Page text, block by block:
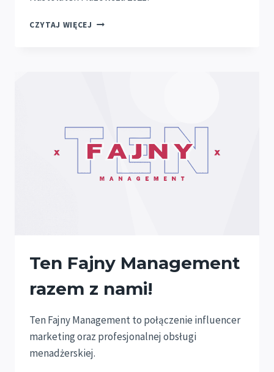
CZYTAJ WIĘCEJ PÓŁFINAŁ
Ten Fajny Management
razem z nami!
Ten Fajny Management to połączenie influencer
marketing oraz profesjonalnej obsługi
menadżerskiej.